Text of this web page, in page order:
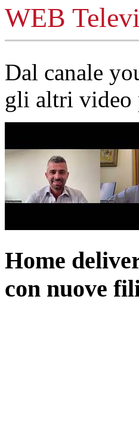
WEB
Dal canale
gli altri video
Home
con nuove